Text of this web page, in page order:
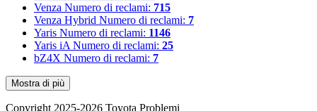
Venza Numero di reclami: 715
Venza Hybrid Numero di reclami: 7
Yaris Numero di reclami: 1146
Yaris iA Numero di reclami: 25
bZ4X Numero di reclami: 7
Mostra di più
Copyright 2025-2026 Toyota Problemi